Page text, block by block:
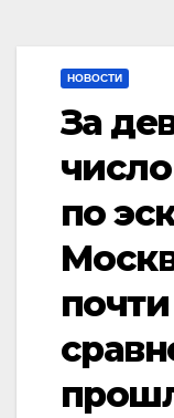
НОВОСТИ
За
по